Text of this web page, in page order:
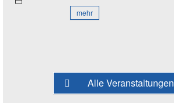
mehr
Alle Veranstaltungen